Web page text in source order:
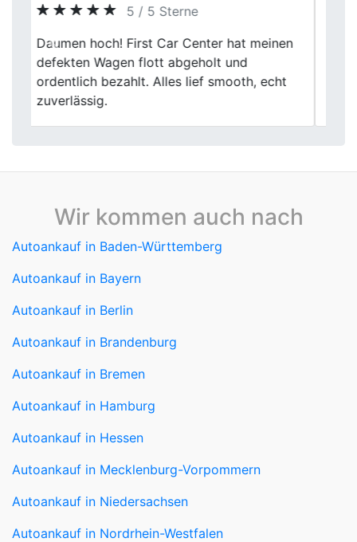
5 / 5 Sterne
Der Verkaufsprozess war gut organisiert
und verständlich. Eine Einigung kam
letztlich am Preis zustande nicht zustande,
der Service war dennoch korrekt.
Previous
Wir kommen auch nach
Autoankauf in Baden-Württemberg
Autoankauf in Bayern
Autoankauf in Berlin
Autoankauf in Brandenburg
Autoankauf in Bremen
Autoankauf in Hamburg
Autoankauf in Hessen
Autoankauf in Mecklenburg-Vorpommern
Autoankauf in Niedersachsen
Autoankauf in Nordrhein-Westfalen